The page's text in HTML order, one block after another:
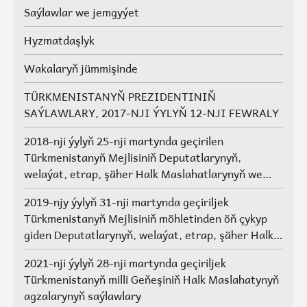
Saýlawlar we jemgyýet
Hyzmatdaşlyk
Wakalaryň jümmişinde
TÜRKMENISTANYŇ PREZIDENTINIŇ
SAÝLAWLARY, 2017-NJI ÝYLYŇ 12-NJI FEWRALY
2018-nji ýylyň 25-nji martynda geçirilen
Türkmenistanyň Mejlisiniň Deputatlarynyň,
welaýat, etrap, şäher Halk Maslahatlarynyň we
Geňeşleriň agzalarynyň saýlawlary.
2019-njy ýylyň 31-nji martynda geçiriljek
Türkmenistanyň Mejlisiniň möhletinden öň çykyp
giden Deputatlarynyň, welaýat, etrap, şäher Halk
Maslahatlarynyň we Geňeşleriň agzalarynyň ýerine
saýlawlar
2021-nji ýylyň 28-nji martynda geçiriljek
Türkmenistanyň milli Geňeşiniň Halk Maslahatynyň
agzalarynyň saýlawlary